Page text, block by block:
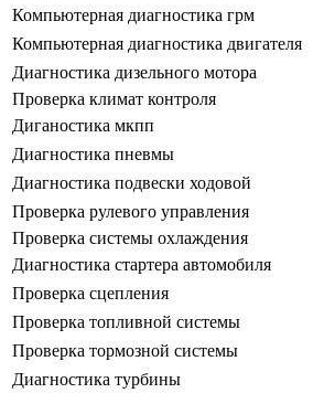
Компьютерная диагностика грм
Компьютерная диагностика двигателя
Диагностика дизельного мотора
Проверка климат контроля
Диганостика мкпп
Диагностика пневмы
Диагностика подвески ходовой
Проверка рулевого управления
Проверка системы охлаждения
Диагностика стартера автомобиля
Проверка сцепления
Проверка топливной системы
Проверка тормозной системы
Диагностика турбины